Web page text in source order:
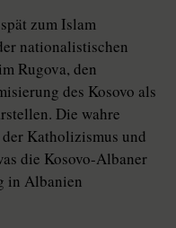
zum Islam
nationalistischen
Rugova, den
des Kosovo als
Die wahre
Katholizismus und
die Kosovo-Albaner
in Albanien